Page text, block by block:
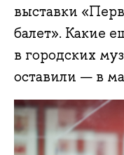
выставки
балет». Какие
в городских
оставили — в